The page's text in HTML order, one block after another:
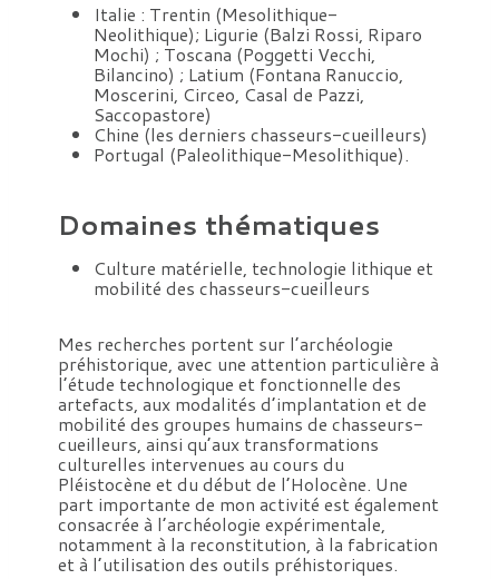
Italie : Trentin (Mesolithique-
Neolithique); Ligurie (Balzi Rossi, Riparo
Mochi) ; Toscana (Poggetti Vecchi,
Bilancino) ; Latium (Fontana Ranuccio,
Moscerini, Circeo, Casal de Pazzi,
Saccopastore)
Chine (les derniers chasseurs-cueilleurs)
Portugal (Paleolithique-Mesolithique).
Domaines thématiques
Culture matérielle, technologie lithique et
mobilité des chasseurs-cueilleurs
Mes recherches portent sur l’archéologie
préhistorique, avec une attention particulière à
l’étude technologique et fonctionnelle des
artefacts, aux modalités d’implantation et de
mobilité des groupes humains de chasseurs-
cueilleurs, ainsi qu’aux transformations
culturelles intervenues au cours du
Pléistocène et du début de l’Holocène. Une
part importante de mon activité est également
consacrée à l’archéologie expérimentale,
notamment à la reconstitution, à la fabrication
et à l’utilisation des outils préhistoriques.